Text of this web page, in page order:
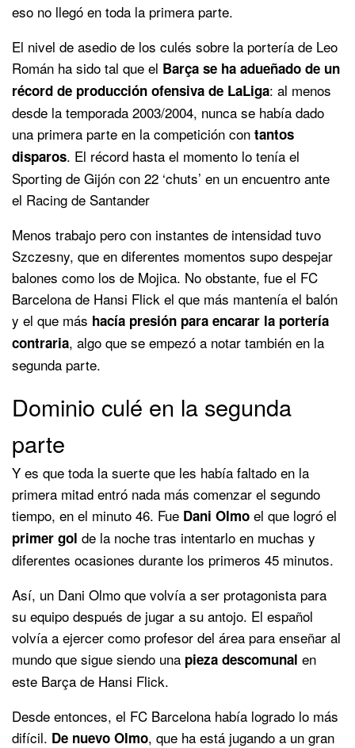
eso no llegó en toda la primera parte.
El nivel de asedio de los culés sobre la portería de Leo
Román ha sido tal que el Barça se ha adueñado de un
récord de producción ofensiva de LaLiga: al menos
desde la temporada 2003/2004, nunca se había dado
una primera parte en la competición con tantos
disparos. El récord hasta el momento lo tenía el
Sporting de Gijón con 22 ‘chuts’ en un encuentro ante
el Racing de Santander
Menos trabajo pero con instantes de intensidad tuvo
Szczesny, que en diferentes momentos supo despejar
balones como los de Mojica. No obstante, fue el FC
Barcelona de Hansi Flick el que más mantenía el balón
y el que más hacía presión para encarar la portería
contraria, algo que se empezó a notar también en la
segunda parte.
Dominio culé en la segunda
parte
Y es que toda la suerte que les había faltado en la
primera mitad entró nada más comenzar el segundo
tiempo, en el minuto 46. Fue Dani Olmo el que logró el
primer gol de la noche tras intentarlo en muchas y
diferentes ocasiones durante los primeros 45 minutos.
Así, un Dani Olmo que volvía a ser protagonista para
su equipo después de jugar a su antojo. El español
volvía a ejercer como profesor del área para enseñar al
mundo que sigue siendo una pieza descomunal en
este Barça de Hansi Flick.
Desde entonces, el FC Barcelona había logrado lo más
difícil. De nuevo Olmo, que ha está jugando a un gran